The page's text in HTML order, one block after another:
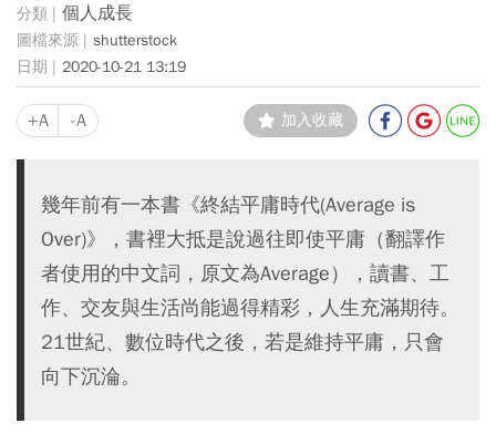
個人成長
shutterstock
2020-10-21 13:19
+A -A 加入收藏
幾年前有一本書《終結平庸時代(Average is
Over)》，書裡大抵是說過往即使平庸（翻譯作
者使用的中文詞，原文為Average），讀書、工
作、交友與生活尚能過得精彩，人生充滿期待。
21世紀、數位時代之後，若是維持平庸，只會
向下沉淪。